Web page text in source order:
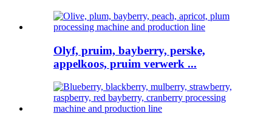
Olyf, pruim, bayberry, perske,
appelkoos, pruim verwerk ...